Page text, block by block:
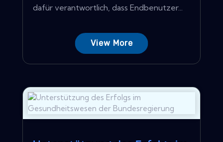
dafür verantwortlich, dass Endbenutzer...
View More